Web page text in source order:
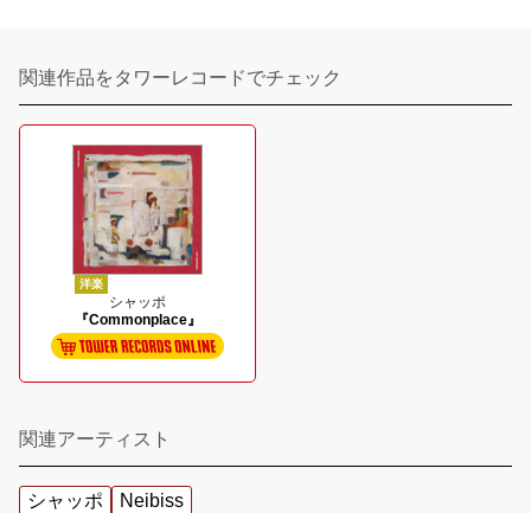
関連作品をタワーレコードでチェック
洋楽
シャッポ
『Commonplace』
関連アーティスト
シャッポ Neibiss